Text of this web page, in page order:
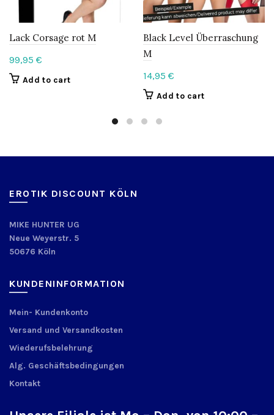
Lack Corsage rot M
99,95 €
Add to cart
Black Level Überraschung
M
14,95 €
Add to cart
EROTIK DISCOUNT KÖLN
MIKE HUNTER UG
Neue Weyerstr. 5
50676 Köln
KUNDENINFORMATION
Mein- Kundenkonto
Versand und Versandkosten
Wiederufsbelehrung
Alg. Geschäftsbedingungen
Kontakt